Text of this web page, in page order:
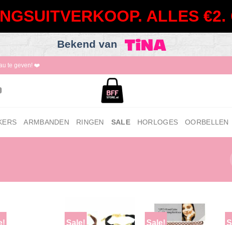
ALLES €2.
Bekend van
te geven! ❤️
ARMBANDEN RINGEN SALE HORLOGES OORBELLEN
Sale! Sale!